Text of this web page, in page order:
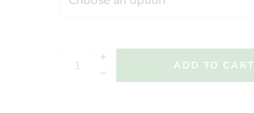
ADD TO CART